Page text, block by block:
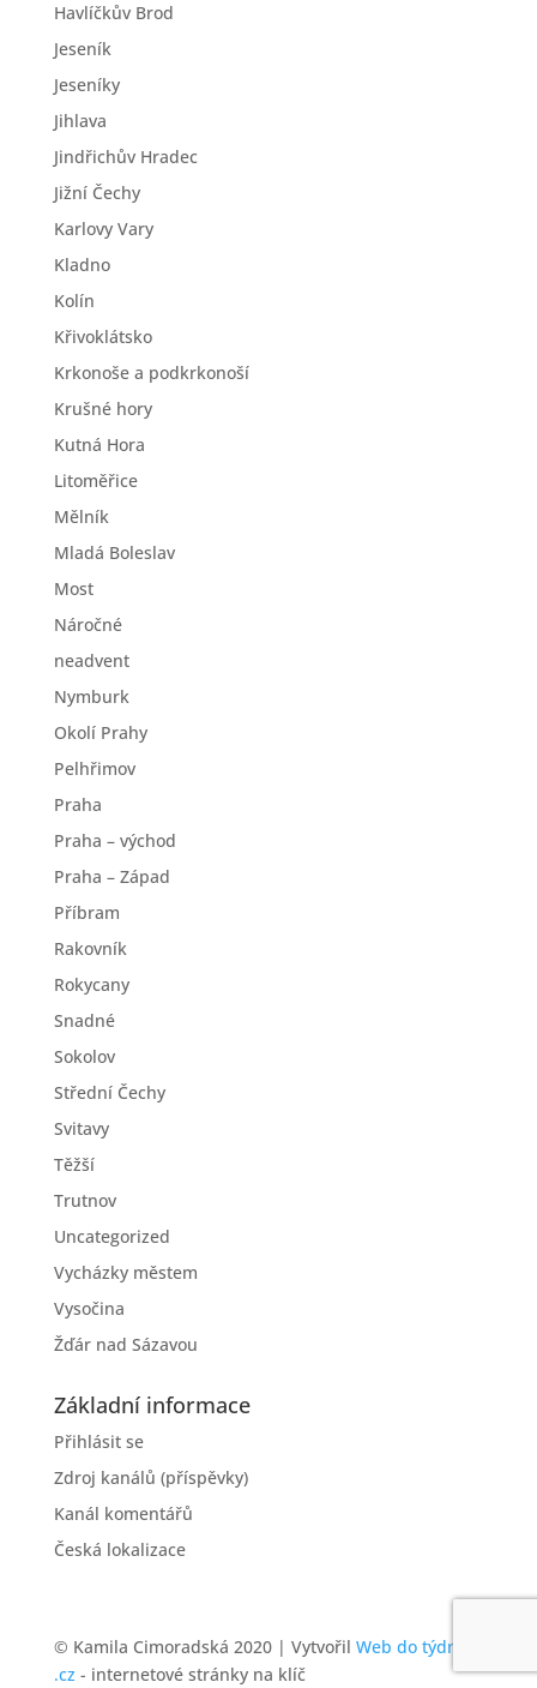
Havlíčkův Brod
Jeseník
Jeseníky
Jihlava
Jindřichův Hradec
Jižní Čechy
Karlovy Vary
Kladno
Kolín
Křivoklátsko
Krkonoše a podkrkonoší
Krušné hory
Kutná Hora
Litoměřice
Mělník
Mladá Boleslav
Most
Náročné
neadvent
Nymburk
Okolí Prahy
Pelhřimov
Praha
Praha – východ
Praha – Západ
Příbram
Rakovník
Rokycany
Snadné
Sokolov
Střední Čechy
Svitavy
Těžší
Trutnov
Uncategorized
Vycházky městem
Vysočina
Žďár nad Sázavou
Základní informace
Přihlásit se
Zdroj kanálů (příspěvky)
Kanál komentářů
Česká lokalizace
© Kamila Cimoradská 2020 | Vytvořil Web do týdne
.cz - internetové stránky na klíč